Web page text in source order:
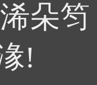
朵笉
!